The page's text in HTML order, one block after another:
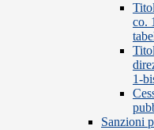
co.
1-
Sanzioni